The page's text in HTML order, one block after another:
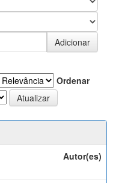
Ordenar
Autor(es)